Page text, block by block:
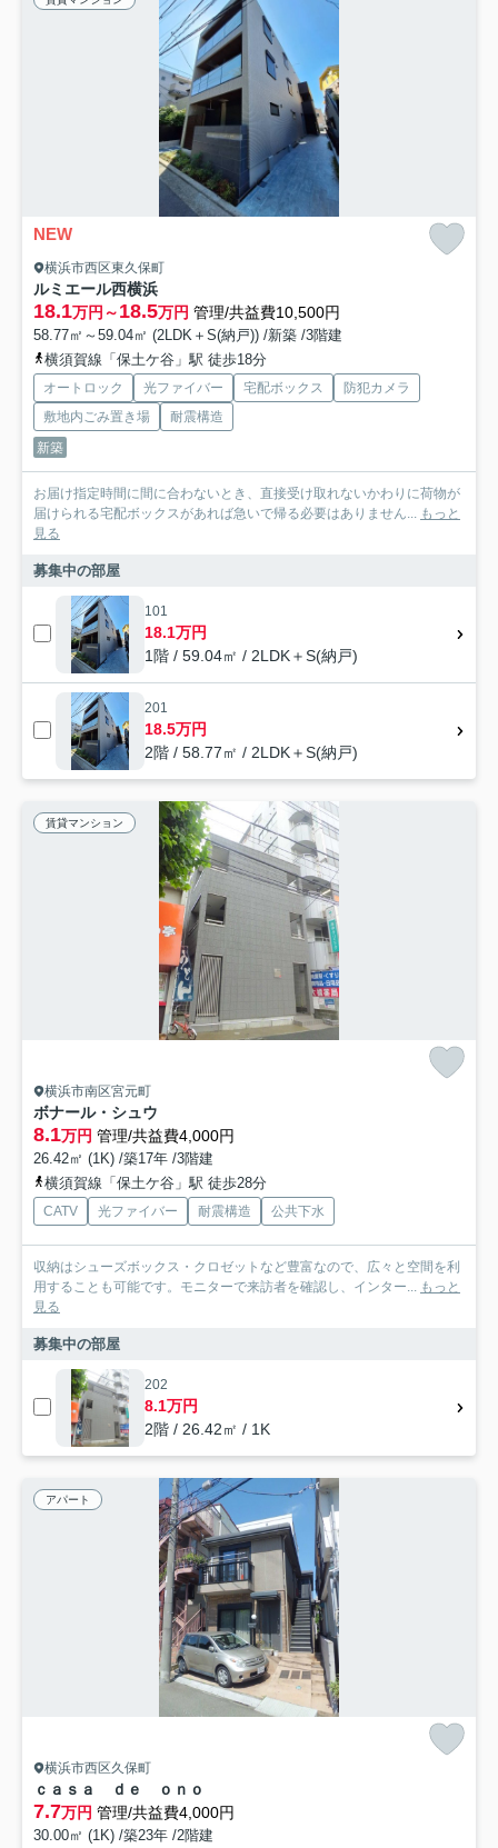
NEW
横浜市西区東久保町
ルミエール西横浜
18.1万円～18.5万円 管理/共益費10,500円
58.77㎡～59.04㎡ (2LDK＋S(納戸)) /新築 /3階建
横須賀線「保土ケ谷」駅 徒歩18分
オートロック 光ファイバー 宅配ボックス
防犯カメラ
敷地内ごみ置き場
耐震構造
新築
お届け指定時間に間に合わないとき、直接受け取れないかわりに荷物が
届けられる宅配ボックスがあれば急いで帰る必要はありません... もっと
見る
募集中の部屋
101
18.1万円
1階 / 59.04㎡ / 2LDK＋S(納戸)
201
18.5万円
2階 / 58.77㎡ / 2LDK＋S(納戸)
賃貸マンション
横浜市南区宮元町
ボナール・シュウ
8.1万円 管理/共益費4,000円
26.42㎡ (1K) /築17年 /3階建
横須賀線「保土ケ谷」駅 徒歩28分
CATV 光ファイバー 耐震構造 公共下水
収納はシューズボックス・クロゼットなど豊富なので、広々と空間を利
用することも可能です。モニターで来訪者を確認し、インター... もっと
見る
募集中の部屋
202
8.1万円
2階 / 26.42㎡ / 1K
アパート
横浜市西区久保町
ｃａｓａ ｄｅ ｏｎｏ
7.7万円 管理/共益費4,000円
30.00㎡ (1K) /築23年 /2階建